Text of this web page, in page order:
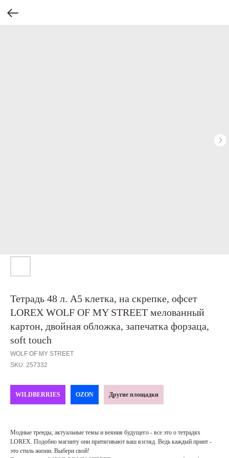
Тетрадь 48 л. А5 клетка, на скрепке, офсет
LOREX WOLF OF MY STREET мелованный
картон, двойная обложка, запечатка форзаца,
soft touch
WOLF OF MY STREET
SKU: 257332
WILDBERRIES OZON Другие площадки
Модные тренды, актуальные темы и веяния будущего - все это о тетрадях
LOREX. Подобно магниту они притягивают ваш взгляд. Ведь каждый принт -
это стиль жизни. Выбери свой!